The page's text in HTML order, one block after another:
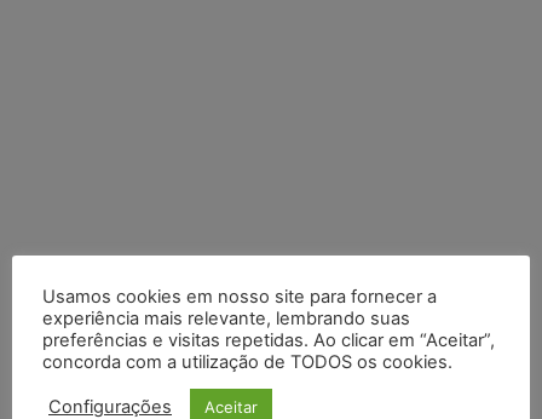
COMPARTILHE
Usamos cookies em nosso site para fornecer a
experiência mais relevante, lembrando suas
preferências e visitas repetidas. Ao clicar em “Aceitar”,
concorda com a utilização de TODOS os cookies.
Configurações Aceitar